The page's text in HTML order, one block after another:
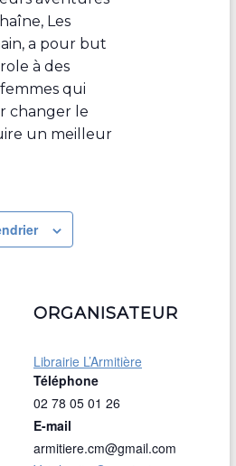
Les
a pour but
à des
qui
changer le
un meilleur
ORGANISATEUR
Librairie L’Armitière
Téléphone
02 78 05 01 26
E-mail
armitiere.cm@gmail.com